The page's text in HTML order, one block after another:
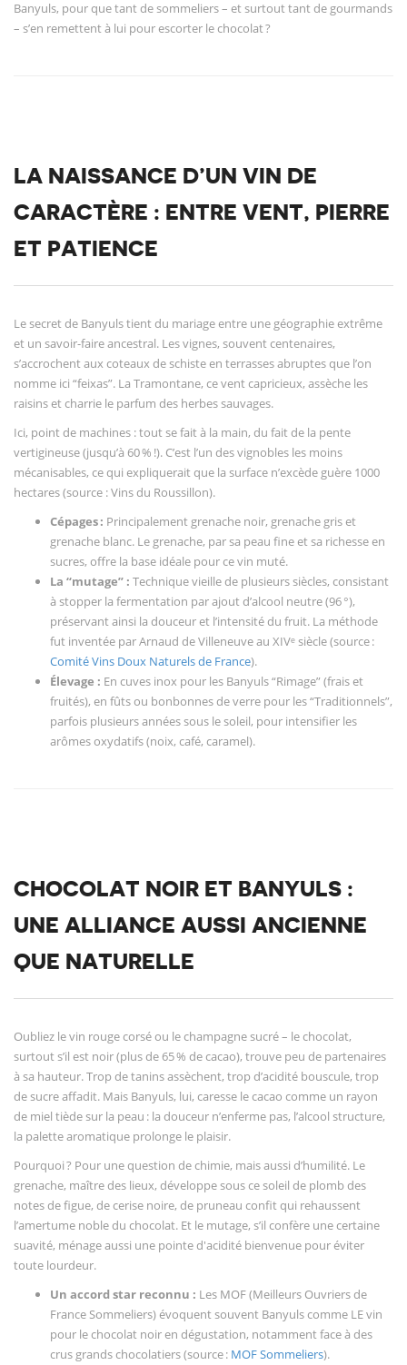
Banyuls, pour que tant de sommeliers – et surtout tant de gourmands
– s’en remettent à lui pour escorter le chocolat ?
LA NAISSANCE D’UN VIN DE
CARACTÈRE : ENTRE VENT, PIERRE
ET PATIENCE
Le secret de Banyuls tient du mariage entre une géographie extrême
et un savoir-faire ancestral. Les vignes, souvent centenaires,
s’accrochent aux coteaux de schiste en terrasses abruptes que l’on
nomme ici “feixas”. La Tramontane, ce vent capricieux, assèche les
raisins et charrie le parfum des herbes sauvages.
Ici, point de machines : tout se fait à la main, du fait de la pente
vertigineuse (jusqu’à 60 % !). C’est l’un des vignobles les moins
mécanisables, ce qui expliquerait que la surface n’excède guère 1000
hectares (source : Vins du Roussillon).
Cépages : Principalement grenache noir, grenache gris et
grenache blanc. Le grenache, par sa peau fine et sa richesse en
sucres, offre la base idéale pour ce vin muté.
La “mutage” : Technique vieille de plusieurs siècles, consistant
à stopper la fermentation par ajout d’alcool neutre (96 °),
préservant ainsi la douceur et l’intensité du fruit. La méthode
fut inventée par Arnaud de Villeneuve au XIVᵉ siècle (source :
Comité Vins Doux Naturels de France).
Élevage : En cuves inox pour les Banyuls “Rimage” (frais et
fruités), en fûts ou bonbonnes de verre pour les “Traditionnels”,
parfois plusieurs années sous le soleil, pour intensifier les
arômes oxydatifs (noix, café, caramel).
CHOCOLAT NOIR ET BANYULS :
UNE ALLIANCE AUSSI ANCIENNE
QUE NATURELLE
Oubliez le vin rouge corsé ou le champagne sucré – le chocolat,
surtout s’il est noir (plus de 65 % de cacao), trouve peu de partenaires
à sa hauteur. Trop de tanins assèchent, trop d’acidité bouscule, trop
de sucre affadit. Mais Banyuls, lui, caresse le cacao comme un rayon
de miel tiède sur la peau : la douceur n’enferme pas, l’alcool structure,
la palette aromatique prolonge le plaisir.
Pourquoi ? Pour une question de chimie, mais aussi d’humilité. Le
grenache, maître des lieux, développe sous ce soleil de plomb des
notes de figue, de cerise noire, de pruneau confit qui rehaussent
l’amertume noble du chocolat. Et le mutage, s’il confère une certaine
suavité, ménage aussi une pointe d'acidité bienvenue pour éviter
toute lourdeur.
Un accord star reconnu : Les MOF (Meilleurs Ouvriers de
France Sommeliers) évoquent souvent Banyuls comme LE vin
pour le chocolat noir en dégustation, notamment face à des
crus grands chocolatiers (source : MOF Sommeliers).